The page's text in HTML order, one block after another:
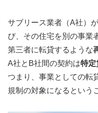
サブリース業者（A社）
び、その住宅を別の事業
第三者に転貸するような
A社とB社間の契約は特定
つまり、事業としての転
規制の対象になるという